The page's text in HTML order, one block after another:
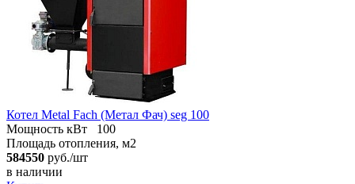
Котел Metal Fach (Метал Фач) seg 100
Мощность кВт
100
Площадь отопления, м2
584550 руб./шт
в наличии